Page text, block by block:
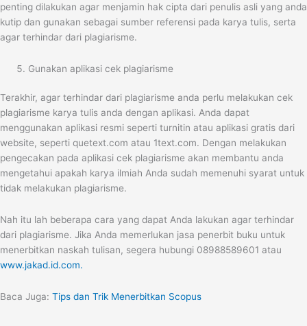
penting dilakukan agar menjamin hak cipta dari penulis asli yang anda
kutip dan gunakan sebagai sumber referensi pada karya tulis, serta
agar terhindar dari plagiarisme.
Gunakan aplikasi cek plagiarisme
Terakhir, agar terhindar dari plagiarisme anda perlu melakukan cek
plagiarisme karya tulis anda dengan aplikasi. Anda dapat
menggunakan aplikasi resmi seperti turnitin atau aplikasi gratis dari
website, seperti quetext.com atau 1text.com. Dengan melakukan
pengecakan pada aplikasi cek plagiarisme akan membantu anda
mengetahui apakah karya ilmiah Anda sudah memenuhi syarat untuk
tidak melakukan plagiarisme.
Nah itu lah beberapa cara yang dapat Anda lakukan agar terhindar
dari plagiarisme. Jika Anda memerlukan jasa penerbit buku untuk
menerbitkan naskah tulisan, segera hubungi 08988589601 atau
www.jakad.id.com.
Baca Juga: Tips dan Trik Menerbitkan Scopus